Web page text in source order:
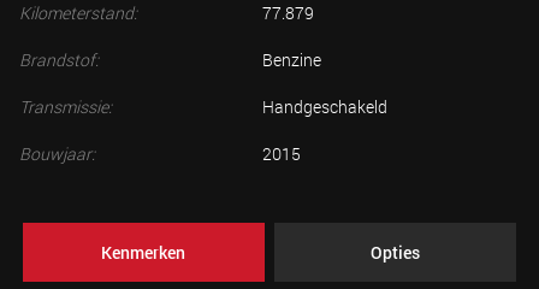
Kilometerstand: 77.879
Brandstof: Benzine
Transmissie: Handgeschakeld
Bouwjaar: 2015
Kenmerken Opties